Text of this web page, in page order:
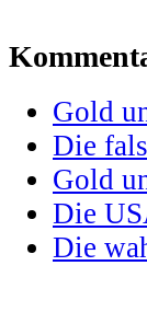
Gold
Die
Gold
Die
Die